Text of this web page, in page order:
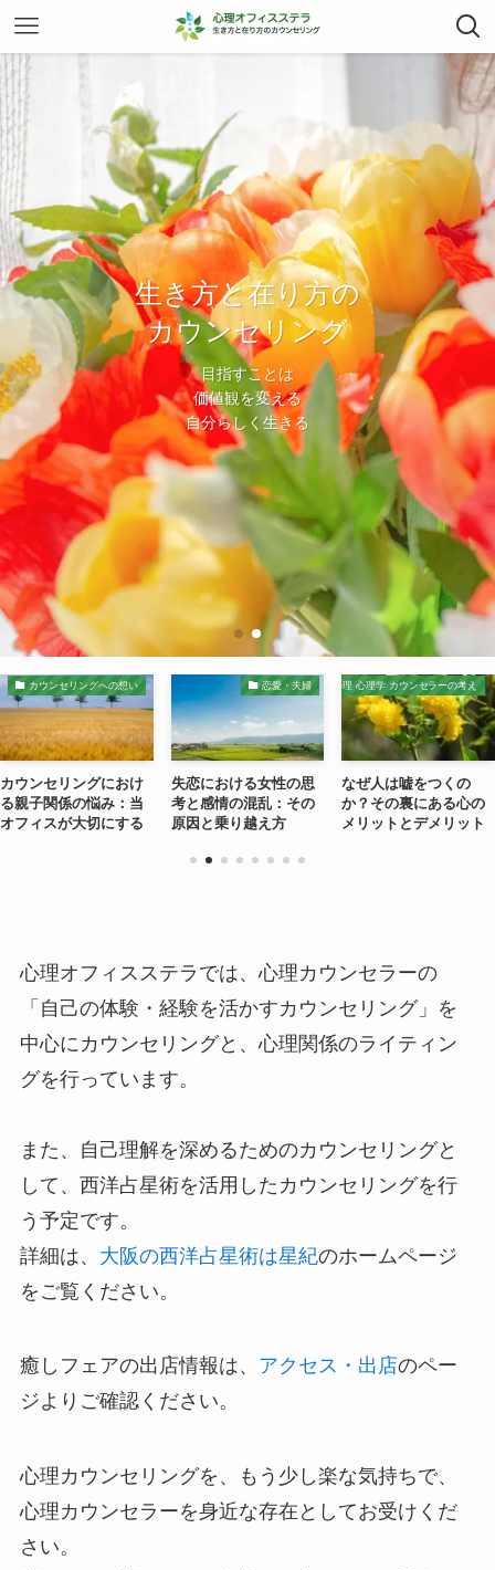
生き方と在り方の
カウンセリング
目指すことは
価値観を変える
自分らしく生きる
生き方と在り方の
カウンセリング
目指すことは
価値観を変える
自分らしく生きる
カウンセリングへの想い
カウンセリングにおけ
る親子関係の悩み：当
オフィスが大切にする
恋愛・夫婦
失恋における女性の思
考と感情の混乱：その
原因と乗り越え方
心理 心理学 カウンセラーの考え
なぜ人は嘘をつくの
か？その裏にある心の
メリットとデメリット
心理オフィスステラでは、心理カウンセラーの
「自己の体験・経験を活かすカウンセリング」を
中心にカウンセリングと、心理関係のライティン
グを行っています。
また、自己理解を深めるためのカウンセリングと
して、西洋占星術を活用したカウンセリングを行
う予定です。
詳細は、 大阪の西洋占星術は星紀のホームページ
をご覧ください。
癒しフェアの出店情報は、 アクセス・出店のペー
ジよりご確認ください。
心理カウンセリングを、もう少し楽な気持ちで、
心理カウンセラーを身近な存在としてお受けくだ
さい。